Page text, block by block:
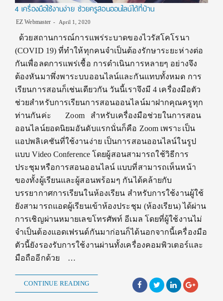
4 เครื่องมือใช้งานง่าย ช่วยครูสอนออนไลน์ได้ที่บ้าน
EZ Webmaster April 1, 2020
ด้วยสถานการณ์การแพร่ระบาดของไวรัสโคโรนา
(COVID 19) ที่ทำให้ทุกคนจำเป็นต้องรักษาระยะห่างต่อ
กันเพื่อลดการแพร่เชื้อ การดำเนินการหลายๆ อย่างจึง
ต้องหันมาพึ่งพาระบบออนไลน์และกันแทบทั้งหมด การ
เรียนการสอนก็เช่นเดียวกัน วันนี้เราจึงมี 4 เครื่องมือตัว
ช่วยสำหรับการเรียนการสอนออนไลน์มาฝากคุณครูทุก
ท่านกันค่ะ Zoom สำหรับเครื่องมือช่วยในการสอน
ออนไลน์ยอดนิยมอันดับแรกนั่นก็คือ Zoom เพราะเป็น
แอปพลิเคชันที่ใช้งานง่าย เป็นการสอนออนไลน์ในรูป
แบบ Video Conference โดยผู้สอนสามารถใช้วิธีการ
ประชุมหรือการสอนออนไลน์ แบบที่สามารถเห็นหน้า
ของทั้งผู้เรียนและผู้สอนพร้อมๆ กันได้คล้ายกับ
บรรยากาศการเรียนในห้องเรียน สำหรับการใช้งานผู้ใช้
ยังสามารถแอดผู้เรียนเข้าห้องประชุม (ห้องเรียน) ได้ผ่าน
การเชิญผ่านหมายเลขโทรศัพท์ อีเมล โดยที่ผู้ใช้งานไม่
จำเป็นต้องแอดเฟรนด์กันมาก่อนก็ได้นอกจากนี้เครื่องมือ
ตัวนี้ยังรองรับการใช้งานผ่านทั้งเครื่องคอมพิวเตอร์และ
มือถืออีกด้วย …
CONTINUE READING